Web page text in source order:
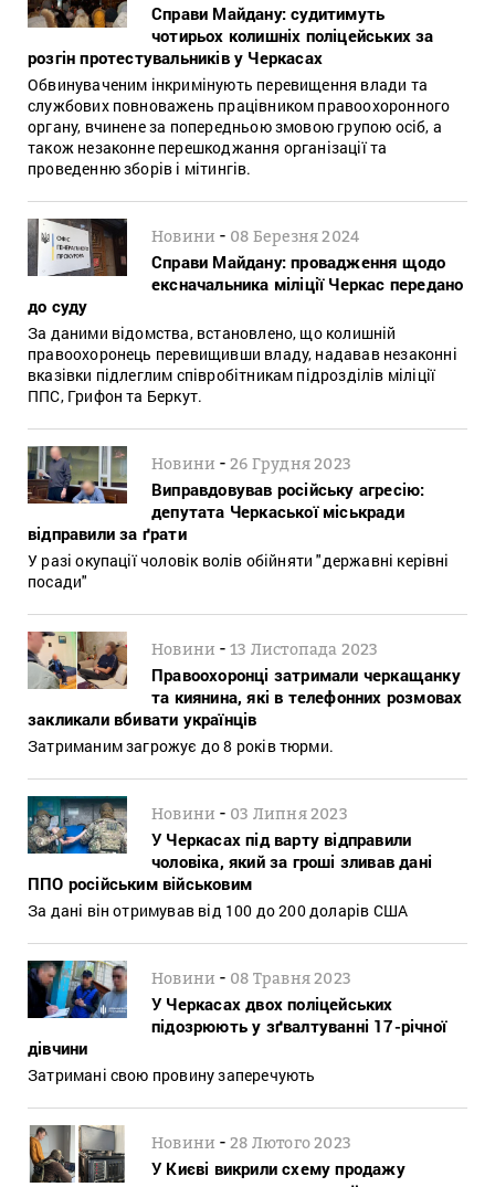
Справи Майдану: судитимуть
чотирьох колишніх поліцейських за
розгін протестувальників у Черкасах
Обвинуваченим інкримінують перевищення влади та
службових повноважень працівником правоохоронного
органу, вчинене за попередньою змовою групою осіб, а
також незаконне перешкоджання організації та
проведенню зборів і мітингів.
Новини - 08 Березня 2024
Справи Майдану: провадження щодо
ексначальника міліції Черкас передано
до суду
За даними відомства, встановлено, що колишній
правоохоронець перевищивши владу, надавав незаконні
вказівки підлеглим співробітникам підрозділів міліції
ППС, Грифон та Беркут.
Новини -26 Грудня 2023
Виправдовував російську агресію:
депутата Черкаської міськради
відправили за ґрати
У разі окупації чоловік волів обійняти "державні керівні
посади"
Новини -13 Листопада 2023
Правоохоронці затримали черкащанку
та киянина, які в телефонних розмовах
закликали вбивати українців
Затриманим загрожує до 8 років тюрми.
Новини - 03 Липня 2023
У Черкасах під варту відправили
чоловіка, який за гроші зливав дані
ППО російським військовим
За дані він отримував від 100 до 200 доларів США
Новини - 08 Травня 2023
У Черкасах двох поліцейських
підозрюють у зґвалтуванні 17-річної
дівчини
Затримані свою провину заперечують
Новини -28 Лютого 2023
У Києві викрили схему продажу